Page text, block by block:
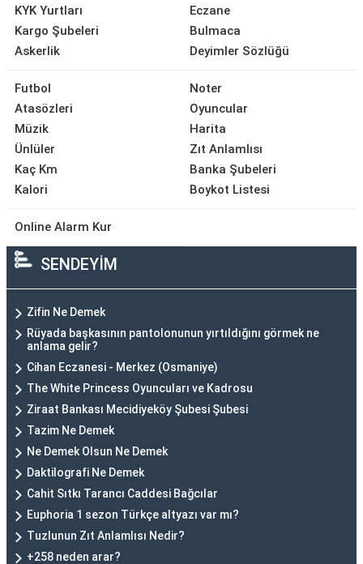
KYK Yurtları
Kargo Şubeleri
Askerlik
Eczane
Bulmaca
Deyimler Sözlüğü
Futbol
Atasözleri
Müzik
Ünlüler
Kaç Km
Kalori
Noter
Oyuncular
Harita
Zıt Anlamlısı
Banka Şubeleri
Boykot Listesi
Online Alarm Kur
SENDEYİM
Zifin Ne Demek
Rüyada başkasının pantolonunun yırtıldığını görmek ne
anlama gelir?
Cihan Eczanesi - Merkez (Osmaniye)
The White Princess Oyuncuları ve Kadrosu
Ziraat Bankası Mecidiyeköy Şubesi Şubesi
Tazim Ne Demek
Ne Demek Olsun Ne Demek
Daktilografi Ne Demek
Cahit Sıtkı Tarancı Caddesi Bağcılar
Euphoria 1 sezon Türkçe altyazı var mı?
Tuzlunun Zıt Anlamlısı Nedir?
+258 neden arar?